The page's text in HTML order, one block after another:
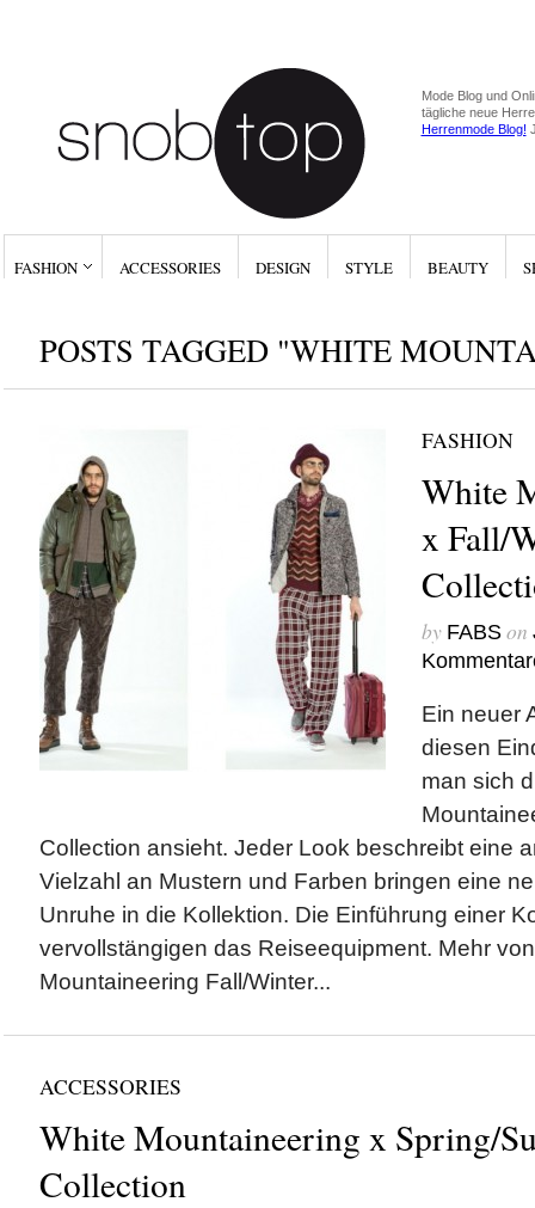
Mode Blog und
tägliche neue
Herrenmode Blog!
FASHION ACCESSORIES DESIGN STYLE BEAUTY
POSTS TAGGED "WHITE
FASHION
White
x Fall/
by FABSon
Ein neuer
diesen
man sich
Collection ansieht. Jeder Look beschreibt eine
Vielzahl an Mustern und Farben bringen eine
Unruhe in die Kollektion. Die Einführung einer
vervollstängigen das Reiseequipment. Mehr
Mountaineering Fall/Winter...
ACCESSORIES
White Mountaineering x Spring/
Collection